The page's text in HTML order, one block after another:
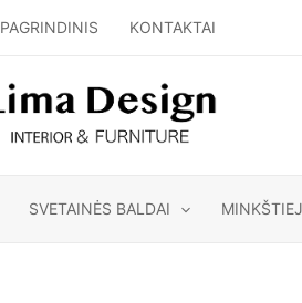
PAGRINDINIS KONTAKTAI
SVETAINĖS BALDAI